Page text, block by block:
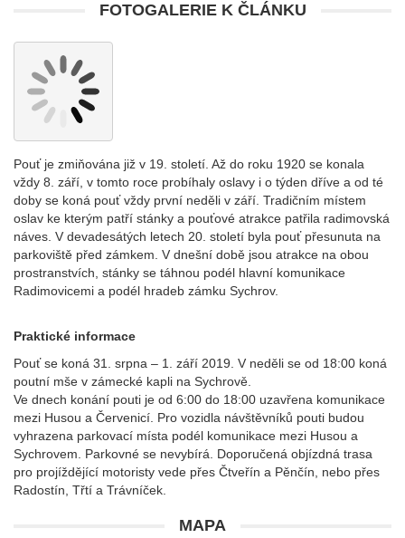
FOTOGALERIE K ČLÁNKU
Pouť je zmiňována již v 19. století. Až do roku 1920 se konala
vždy 8. září, v tomto roce probíhaly oslavy i o týden dříve a od té
doby se koná pouť vždy první neděli v září. Tradičním místem
oslav ke kterým patří stánky a pouťové atrakce patřila radimovská
náves. V devadesátých letech 20. století byla pouť přesunuta na
parkoviště před zámkem. V dnešní době jsou atrakce na obou
prostranstvích, stánky se táhnou podél hlavní komunikace
Radimovicemi a podél hradeb zámku Sychrov.
Praktické informace
Pouť se koná 31. srpna – 1. září 2019. V neděli se od 18:00 koná
poutní mše v zámecké kapli na Sychrově.
Ve dnech konání pouti je od 6:00 do 18:00 uzavřena komunikace
mezi Husou a Červenicí. Pro vozidla návštěvníků pouti budou
vyhrazena parkovací místa podél komunikace mezi Husou a
Sychrovem. Parkovné se nevybírá. Doporučená objízdná trasa
pro projíždějící motoristy vede přes Čtveřín a Pěnčín, nebo přes
Radostín, Třtí a Trávníček.
MAPA